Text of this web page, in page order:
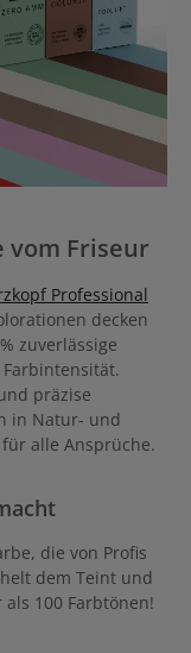
vom Friseur
Professional
decken
zuverlässige
präzise
in Natur- und
alle Ansprüche.
die von Profis
dem Teint und
100 Farbtönen!